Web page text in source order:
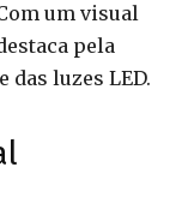
um visual
pela
luzes LED.